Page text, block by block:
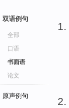
双语例句
全部
口语
书面语
论文
原声例句